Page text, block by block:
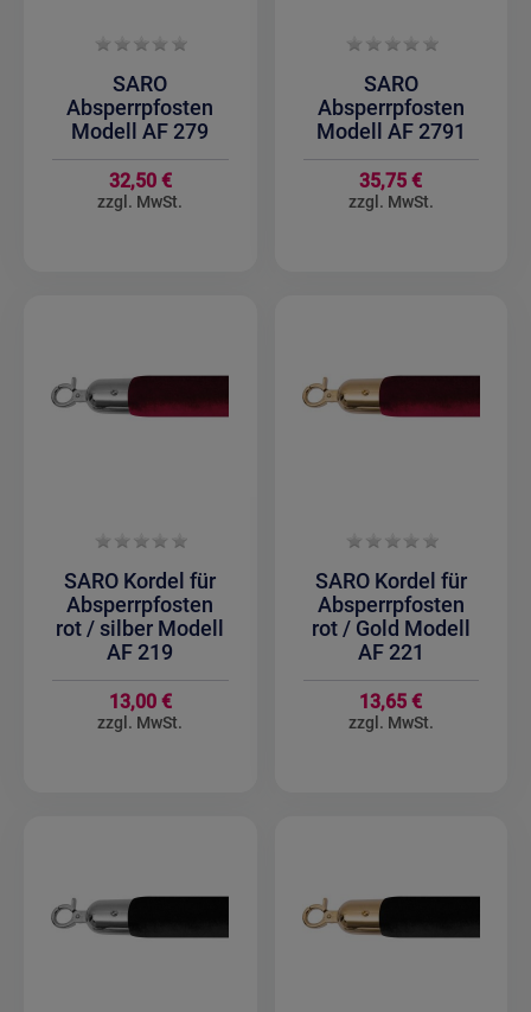
SARO
Absperrpfosten
Modell AF 279
32,50 €
SARO
Absperrpfosten
Modell AF 2791
35,75 €
SARO Kordel für
Absperrpfosten
rot / silber Modell
AF 219
13,00 €
SARO Kordel für
Absperrpfosten
rot / Gold Modell
AF 221
13,65 €